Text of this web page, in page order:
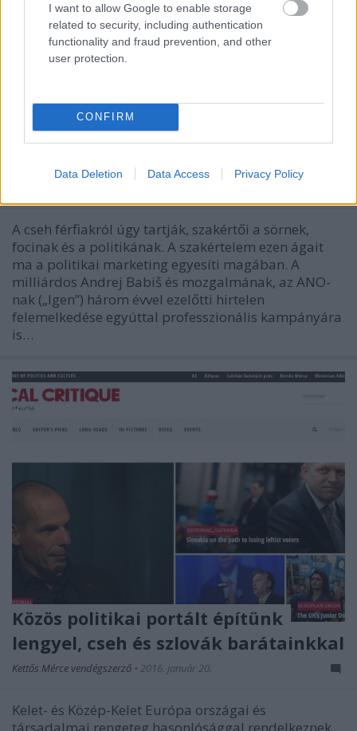
I want to allow Google to enable storage
related to security, including authentication
functionality and fraud prevention, and other
user protection.
CONFIRM
Data Deletion Data Access Privacy Policy
Csehország új vezetője? Íme Andrej
A cseh férfiakról úgy tartják, szakértői a sörnek,
focinak és a politikának. A szakértelem ezen ágait
ma a politikai marketing egyesíti magában. A
milliárdos Andrej Babiš és mozgalmának, az ANO-
nak („Igen”) három évvel ezelőtti hirtelen
felemelkedése egyúttal professzionális kampányára
is…
Közös politikai portált építünk
lengyel, cseh és szlovák barátainkkal
Kettős Mérce vendégszerző • 2016. január 20.
Kelet- és Közép-Kelet Európa országai és
társadalmai rengeteg hasonlósággal rendelkeznek,